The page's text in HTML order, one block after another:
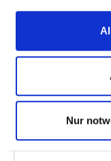
Nur
Anzahl
Anzahl der